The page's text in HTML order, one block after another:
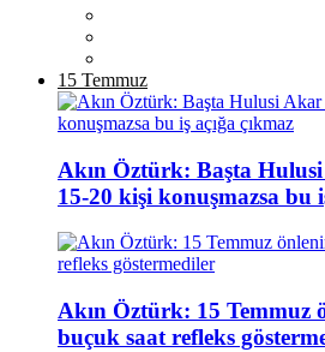
15 Temmuz
Akın Öztürk: Başta
15-20 kişi konuşmazsa bu
Akın Öztürk: 15 Temmuz
buçuk saat refleks